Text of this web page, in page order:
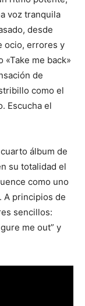
voz tranquila
desde
ocio, errores y
«Take me back»
de
como el
Escucha el
álbum de
su totalidad el
como uno
A principios de
sencillos:
me out” y